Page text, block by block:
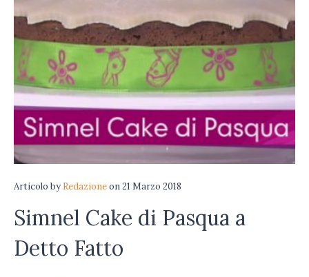
Articolo by Redazioneon21 Marzo 2018
Simnel Cake di Pasqua a
Detto Fatto